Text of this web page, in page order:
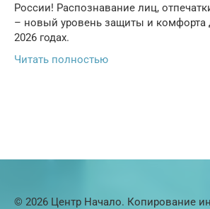
России! Распознавание лиц,
– новый уровень защиты и комфорта
2026 годах.
Читать полностью
© 2026 Центр Начало. Копирование